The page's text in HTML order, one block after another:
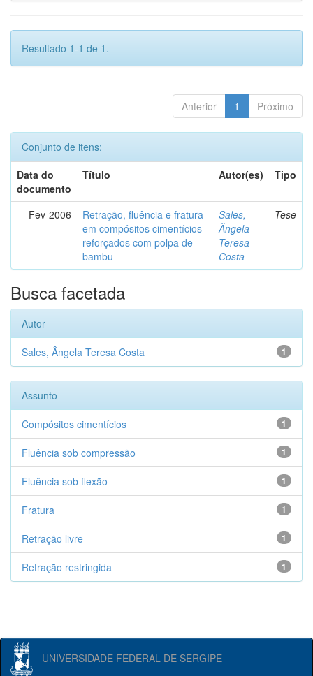
Resultado 1-1 de 1.
Anterior 1 Próximo
Conjunto de itens:
Data do
documento
Título Autor(es) Tipo
Fev-2006
Retração, fluência e fratura
em compósitos cimentícios
reforçados com polpa de
bambu
Sales,
Ângela
Teresa
Costa
Tese
Busca facetada
Autor
1
Sales, Ângela Teresa Costa
Assunto
1
Compósitos cimentícios
1
Fluência sob compressão
1
Fluência sob flexão
1
Fratura
1
Retração livre
1
Retração restringida
UNIVERSIDADE FEDERAL DE SERGIPE